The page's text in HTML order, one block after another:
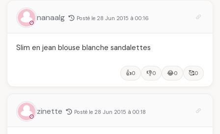
nanaalg Posté le 28 Jun 2015 à 00:16
Slim en jean blouse blanche sandalettes
👍0 👎0 😂0 🥰0
zinette Posté le 28 Jun 2015 à 00:18